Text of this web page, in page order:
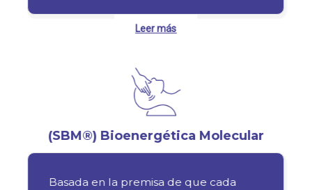
Leer más
(SBM®) Bioenergética Molecular
Basada en la premisa de que cada